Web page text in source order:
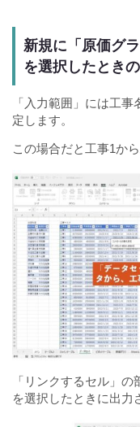
新規に「原価グ
を選択したとき
「入力範囲」には工
定します。
この場合だと工事1か
「リンクするセル」
を選択したときに出力